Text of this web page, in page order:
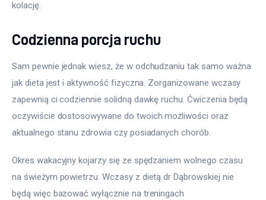
kolację.
Codzienna porcja ruchu
Sam pewnie jednak wiesz, że w odchudzaniu tak samo ważna
jak dieta jest i aktywność fizyczna. Zorganizowane wczasy
zapewnią ci codziennie solidną dawkę ruchu. Ćwiczenia będą
oczywiście dostosowywane do twoich możliwości oraz
aktualnego stanu zdrowia czy posiadanych chorób.
Okres wakacyjny kojarzy się ze spędzaniem wolnego czasu
na świeżym powietrzu. Wczasy z dietą dr Dąbrowskiej nie
będą więc bazować wyłącznie na treningach